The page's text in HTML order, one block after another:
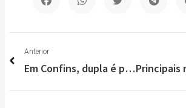
Anterior
Em Confins, dupla é presa com armas e drogas; um deles com tornozeleira